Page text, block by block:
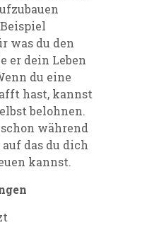
was du den
er dein Leben
du eine
hast, kannst
belohnen.
während
das du dich
kannst.